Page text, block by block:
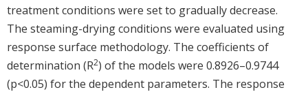
treatment conditions were set to gradually decrease.
The steaming-drying conditions were evaluated using
response surface methodology. The coefficients of
determination (R2) of the models were 0.8926–0.9744
(p<0.05) for the dependent parameters. The response